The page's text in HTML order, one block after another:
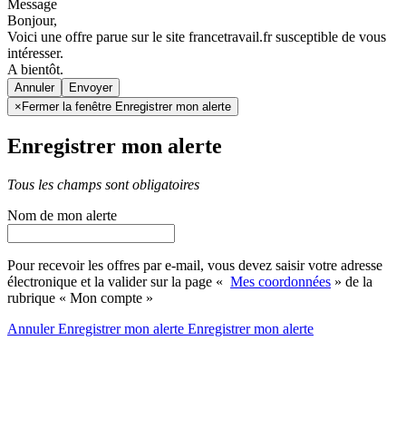
Message
Bonjour,
Voici une offre parue sur le site francetravail.fr susceptible de vous
intéresser.
A bientôt.
Annuler
× Fermer la fenêtre Enregistrer mon alerte
Enregistrer mon alerte
Tous les champs sont obligatoires
Nom de mon alerte
Pour recevoir les offres par e-mail, vous devez saisir votre adresse
électronique et la valider sur la page « Mes coordonnées » de la
rubrique « Mon compte »
AnnulerEnregistrer mon alerte Enregistrermon alerte